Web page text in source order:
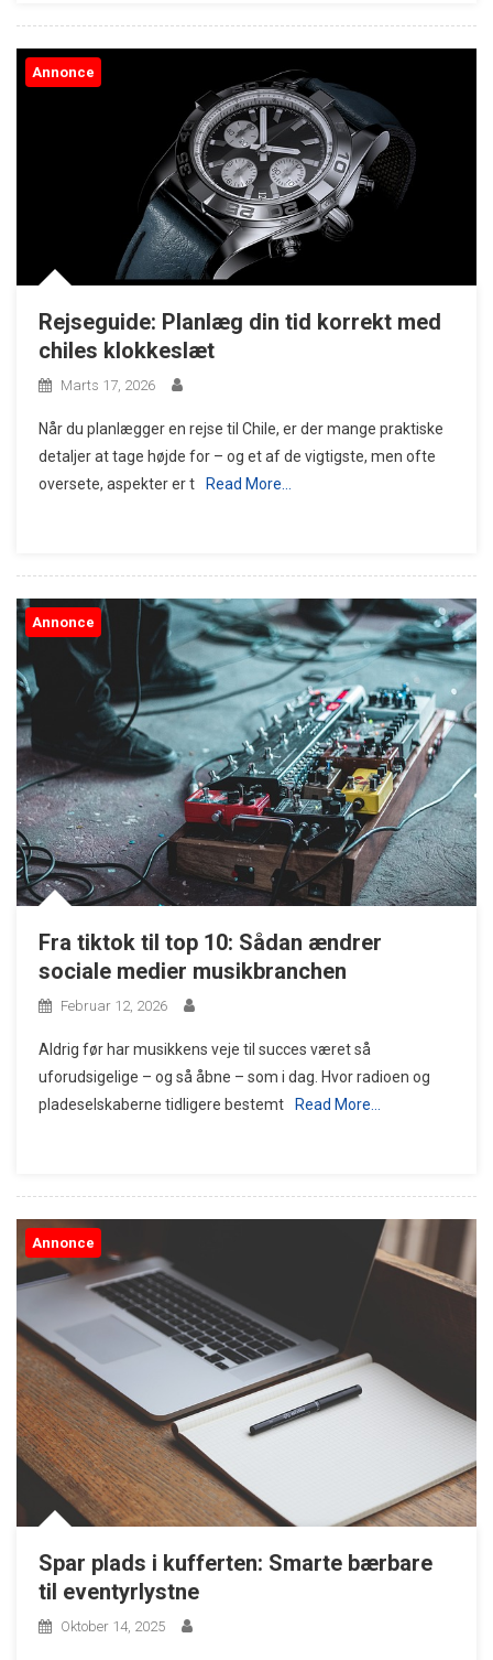
Annonce
Rejseguide: Planlæg din tid korrekt med
chiles klokkeslæt
Marts 17, 2026
Når du planlægger en rejse til Chile, er der mange praktiske
detaljer at tage højde for – og et af de vigtigste, men ofte
oversete, aspekter er t
Read More…
Annonce
Fra tiktok til top 10: Sådan ændrer
sociale medier musikbranchen
Februar 12, 2026
Aldrig før har musikkens veje til succes været så
uforudsigelige – og så åbne – som i dag. Hvor radioen og
pladeselskaberne tidligere bestemt
Read More…
Annonce
Spar plads i kufferten: Smarte bærbare
til eventyrlystne
Oktober 14, 2025